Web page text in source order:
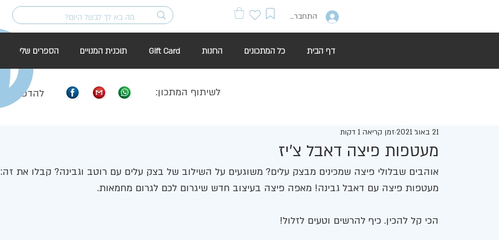
התחברות
דף הבית כל המתכונים החנות Gift Card תוכנית המנויים הספרים שלי
להדפסה: לשיתוף המתכון:
מעטפות פיצה דאבל צ'יז
21 באוג׳ 2021 זמן קריאה 1 דקות
אוהבים שבלולי פיצה שמכינים מבצק עלים? משוגעים על השילוב של בצק עלים עם רוטב וגבינה? קבלו את זה:
מעטפות פיצה עם דאבל גבינה! מאפה פיצה בעיצוב חדש שיגרום לכם לגרום מחמאות.
הכי קל להכין. כיף להרשים וטעים לזלול!